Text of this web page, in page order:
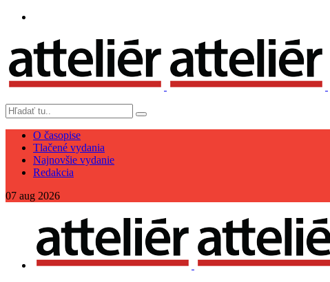
O časopise
Tlačené vydania
Najnovšie vydanie
Redakcia
07 aug 2026